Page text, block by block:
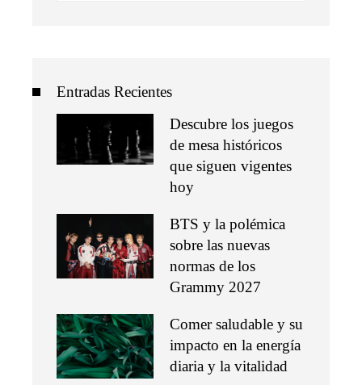
Entradas Recientes
Descubre los juegos
de mesa históricos
que siguen vigentes
hoy
BTS y la polémica
sobre las nuevas
normas de los
Grammy 2027
Comer saludable y su
impacto en la energía
diaria y la vitalidad